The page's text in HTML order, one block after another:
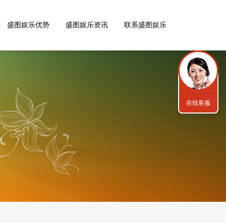
盛图娱乐优势 盛图娱乐资讯 联系盛图娱乐
在线客服